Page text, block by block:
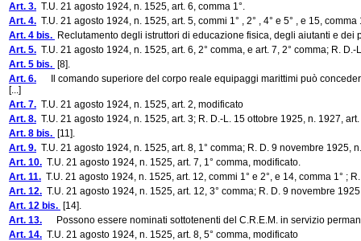
Art. 3. T.U. 21 agosto 1924, n. 1525, art. 6, comma 1°.
Art. 4. T.U. 21 agosto 1924, n. 1525, art. 5, commi 1° , 2° , 4° e 5° , e 15, comma
Art. 4 bis. Reclutamento degli istruttori di educazione fisica, degli aiutanti e dei
Art. 5. T.U. 21 agosto 1924, n. 1525, art. 6, 2° comma, e art. 7, 2° comma; R.
Art. 5 bis. [8].
Art. 6. Il comando superiore del corpo reale equipaggi marittimi può
[...]
Art. 7. T.U. 21 agosto 1924, n. 1525, art. 2, modificato
Art. 8. T.U. 21 agosto 1924, n. 1525, art. 3; R. D.-L. 15 ottobre 1925, n. 1927,
Art. 8 bis. [11].
Art. 9. T.U. 21 agosto 1924, n. 1525, art. 8, 1° comma; R. D. 9 novembre 1925,
Art. 10. T.U. 21 agosto 1924, n. 1525, art. 7, 1° comma, modificato.
Art. 11. T.U. 21 agosto 1924, n. 1525, art. 12, commi 1° e 2°, e 14, comma 1° ;
Art. 12. T.U. 21 agosto 1924, n. 1525, art. 12, 3° comma; R. D. 9 novembre
Art. 12 bis. [14].
Art. 13. Possono essere nominati sottotenenti del C.R.E.M. in servizio
Art. 14. T.U. 21 agosto 1924, n. 1525, art. 8, 5° comma, modificato